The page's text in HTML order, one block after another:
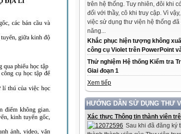
trên hệ thống. Tuy nhiên, đôi khi
đối với thầy, cô khi truy cập. Vì
việc sử dụng thư viện hệ thống
năng...
Khắc phục hiện tượng không
công cụ Violet trên PowerPoint
Thử nghiệm Hệ thống Kiểm tra
Giai đoạn 1
Xem tiếp
HƯỚNG DẪN SỬ DỤNG THƯ
Xác thực Thông tin thành viên
Sau khi đã đăng ký